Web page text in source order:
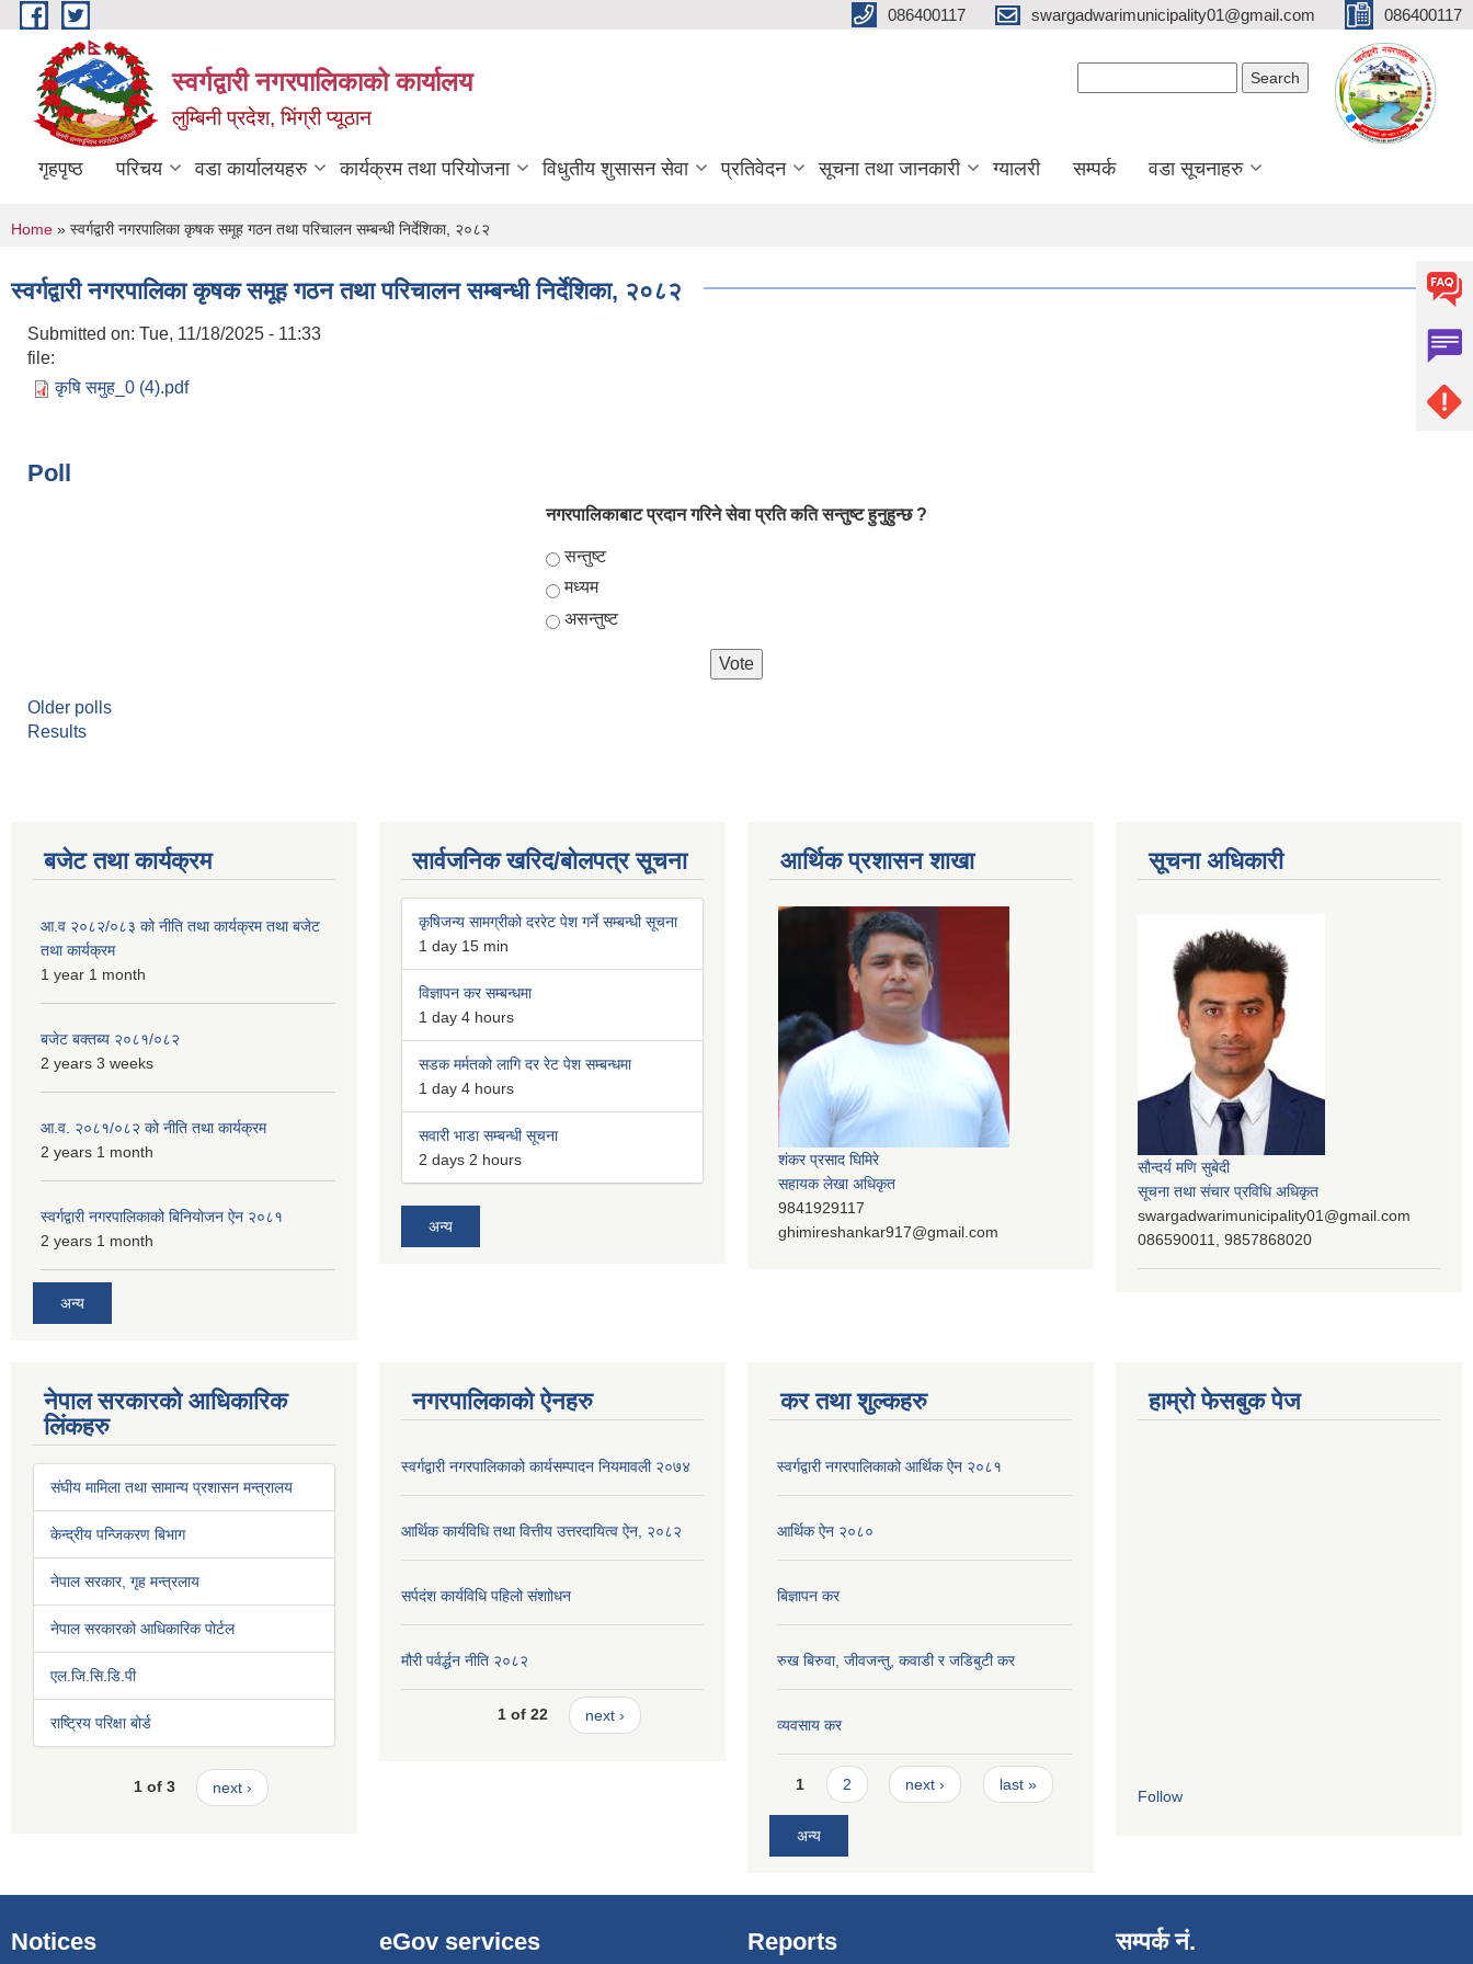
Skip to main content 086400117 swargadwarimunicipality01@gmail.com 086400117
स्वर्गद्वारी नगरपालिकाको कार्यालय
लुम्बिनी प्रदेश, भिंग्री प्यूठान
गृहपृष्ठ परिचय वडा कार्यालयहरु कार्यक्रम तथा परियोजना विधुतीय शुसासन सेवा प्रतिवेदन सूचना तथा जानकारी ग्यालरी सम्पर्क वडा सूचनाहरु
You are here
Home » स्वर्गद्वारी नगरपालिका कृषक समूह गठन तथा परिचालन सम्बन्धी निर्देशिका, २०८२
स्वर्गद्वारी नगरपालिका कृषक समूह गठन तथा परिचालन सम्बन्धी निर्देशिका, २०८२
Submitted on: Tue, 11/18/2025 - 11:33
file:
कृषि समुह_0 (4).pdf
Poll
नगरपालिकाबाट प्रदान गरिने सेवा प्रति कति सन्तुष्ट हुनुहुन्छ ?
Choices
सन्तुष्ट
मध्यम
असन्तुष्ट
Older polls
Results
बजेट तथा कार्यक्रम
आ.व २०८२/०८३ को नीति तथा कार्यक्रम तथा बजेट
तथा कार्यक्रम
1 year 1 month
बजेट बक्तब्य २०८१/०८२
2 years 3 weeks
आ.व. २०८१/०८२ को नीति तथा कार्यक्रम
2 years 1 month
स्वर्गद्वारी नगरपालिकाको बिनियोजन ऐन २०८१
2 years 1 month
अन्य
सार्वजनिक खरिद/बोलपत्र सूचना
कृषिजन्य सामग्रीको दररेट पेश गर्ने सम्बन्धी सूचना
1 day 15 min
विज्ञापन कर सम्बन्धमा
1 day 4 hours
सडक मर्मतको लागि दर रेट पेश सम्बन्धमा
1 day 4 hours
सवारी भाडा सम्बन्धी सूचना
2 days 2 hours
अन्य
आर्थिक प्रशासन शाखा
शंकर प्रसाद घिमिरे
सहायक लेखा अधिकृत
9841929117
ghimireshankar917@gmail.com
सूचना अधिकारी
सौन्दर्य मणि सुबेदी
सूचना तथा संचार प्रविधि अधिकृत
swargadwarimunicipality01@gmail.com
086590011, 9857868020
नेपाल सरकारको आधिकारिक
लिंकहरु
संघीय मामिला तथा सामान्य प्रशासन मन्त्रालय
केन्द्रीय पन्जिकरण बिभाग
नेपाल सरकार, गृह मन्त्रलाय
नेपाल सरकारको आधिकारिक पोर्टल
एल.जि.सि.डि.पी
राष्ट्रिय परिक्षा बोर्ड
1 of 3 next ›
नगरपालिकाको ऐनहरु
स्वर्गद्वारी नगरपालिकाको कार्यसम्पादन नियमावली २०७४
आर्थिक कार्यविधि तथा वित्तीय उत्तरदायित्व ऐन, २०८२
सर्पदंश कार्यविधि पहिलो संशाोधन
मौरी पर्वर्द्धन नीति २०८२
1 of 22 next ›
कर तथा शुल्कहरु
स्वर्गद्वारी नगरपालिकाको आर्थिक ऐन २०८१
आर्थिक ऐन २०८०
बिज्ञापन कर
रुख बिरुवा, जीवजन्तु, कवाडी र जडिबुटी कर
व्यवसाय कर
Pages
1 2 next › last »
अन्य
हाम्रो फेसबुक पेज
Follow
Notices eGov services Reports सम्पर्क नं.